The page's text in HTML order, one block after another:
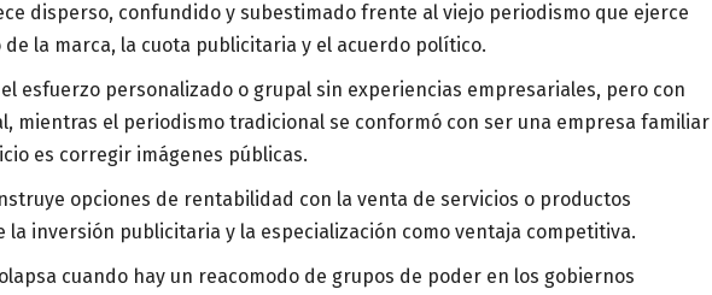
disperso, confundido y subestimado frente al viejo periodismo que ejerce
la marca, la cuota publicitaria y el acuerdo político.
esfuerzo personalizado o grupal sin experiencias empresariales, pero con
mientras el periodismo tradicional se conformó con ser una empresa familiar
es corregir imágenes públicas.
opciones de rentabilidad con la venta de servicios o productos
la inversión publicitaria y la especialización como ventaja competitiva.
cuando hay un reacomodo de grupos de poder en los gobiernos